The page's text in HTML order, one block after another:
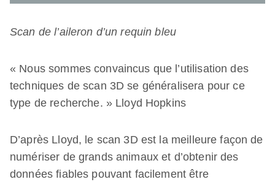
Scan de l’aileron d’un requin bleu
« Nous sommes convaincus que l’utilisation des
techniques de scan 3D se généralisera pour ce
type de recherche. » Lloyd Hopkins
D’après Lloyd, le scan 3D est la meilleure façon de
numériser de grands animaux et d’obtenir des
données fiables pouvant facilement être